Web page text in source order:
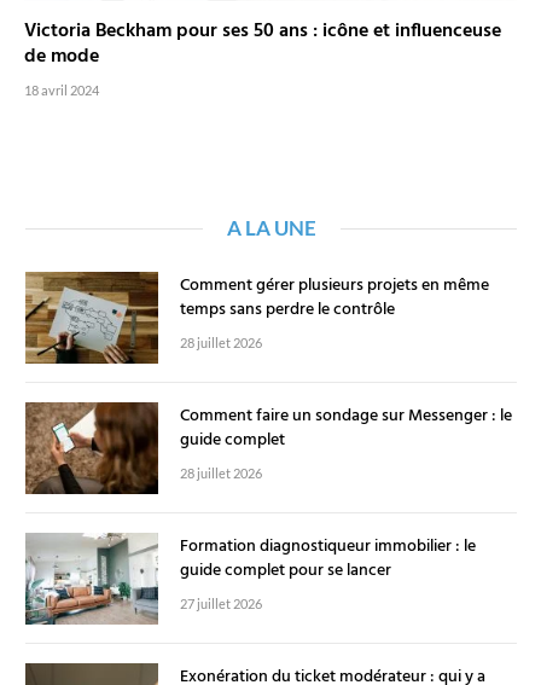
Victoria Beckham pour ses 50 ans : icône et influenceuse
de mode
18 avril 2024
A LA UNE
Comment gérer plusieurs projets en même
temps sans perdre le contrôle
28 juillet 2026
Comment faire un sondage sur Messenger : le
guide complet
28 juillet 2026
Formation diagnostiqueur immobilier : le
guide complet pour se lancer
27 juillet 2026
Exonération du ticket modérateur : qui y a